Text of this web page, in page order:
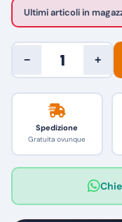
Ultimi articoli in
− +
Spedizione
Gratuita ovunque